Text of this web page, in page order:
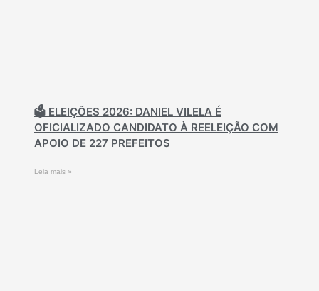
🗳️ ELEIÇÕES 2026: DANIEL VILELA É
OFICIALIZADO CANDIDATO À REELEIÇÃO COM
APOIO DE 227 PREFEITOS
Leia mais »